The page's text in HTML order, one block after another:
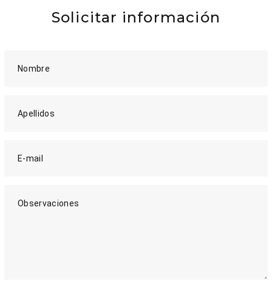
Solicitar información
Nombre
Apellidos
E-mail
Observaciones